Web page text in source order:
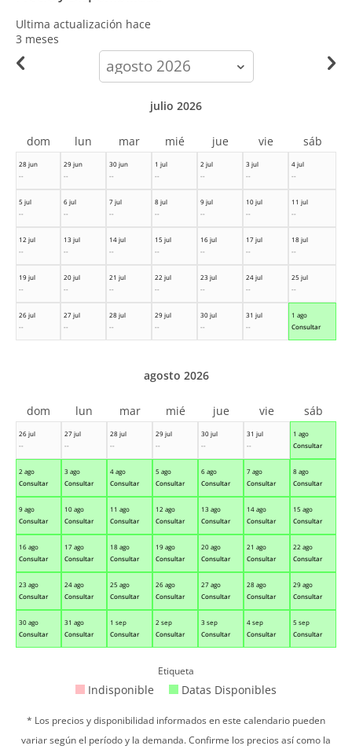
Ultima actualización hace
3 meses
calendar-
month
28 jun
--
29 jun
--
30 jun
--
1 jul
--
2 jul
--
3 jul
--
4 jul
--
5 jul
--
6 jul
--
7 jul
--
8 jul
--
9 jul
--
10 jul
--
11 jul
--
12 jul
--
13 jul
--
14 jul
--
15 jul
--
16 jul
--
17 jul
--
18 jul
--
19 jul
--
20 jul
--
21 jul
--
22 jul
--
23 jul
--
24 jul
--
25 jul
--
26 jul
--
27 jul
--
28 jul
--
29 jul
--
30 jul
--
31 jul
--
1 ago
Consultar
julio 2026
dom lun mar mié jue vie sáb
26 jul
--
27 jul
--
28 jul
--
29 jul
--
30 jul
--
31 jul
--
1 ago
Consultar
2 ago
Consultar
3 ago
Consultar
4 ago
Consultar
5 ago
Consultar
6 ago
Consultar
7 ago
Consultar
8 ago
Consultar
9 ago
Consultar
10 ago
Consultar
11 ago
Consultar
12 ago
Consultar
13 ago
Consultar
14 ago
Consultar
15 ago
Consultar
16 ago
Consultar
17 ago
Consultar
18 ago
Consultar
19 ago
Consultar
20 ago
Consultar
21 ago
Consultar
22 ago
Consultar
23 ago
Consultar
24 ago
Consultar
25 ago
Consultar
26 ago
Consultar
27 ago
Consultar
28 ago
Consultar
29 ago
Consultar
30 ago
Consultar
31 ago
Consultar
1 sep
Consultar
2 sep
Consultar
3 sep
Consultar
4 sep
Consultar
5 sep
Consultar
agosto 2026
dom lun mar mié jue vie sáb
Etiqueta
Indisponible Datas Disponibles
* Los precios y disponibilidad informados en este calendario pueden
variar según el período y la demanda. Confirme los precios así como la